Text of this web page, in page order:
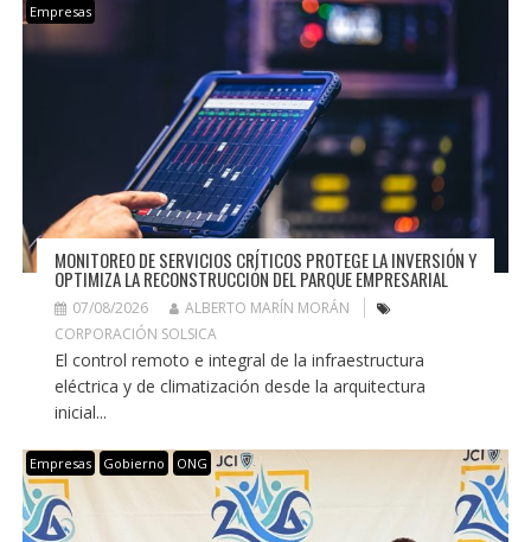
Empresas
MONITOREO DE SERVICIOS CRÍTICOS PROTEGE LA INVERSIÓN Y
OPTIMIZA LA RECONSTRUCCIÓN DEL PARQUE EMPRESARIAL
07/08/2026
ALBERTO MARÍN MORÁN
CORPORACIÓN SOLSICA
El control remoto e integral de la infraestructura
eléctrica y de climatización desde la arquitectura
inicial...
Empresas Gobierno ONG